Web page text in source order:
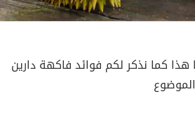
كما نذكر لكم فوائد فاكهة دارين